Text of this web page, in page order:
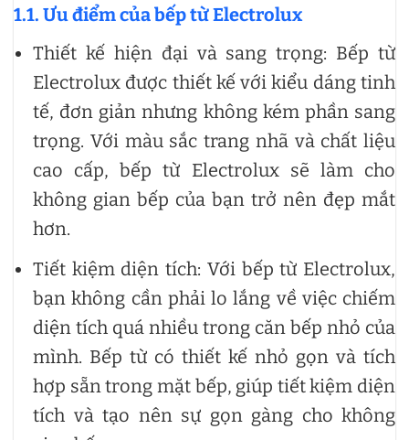
1.1. Ưu điểm của bếp từ Electrolux
Thiết kế hiện đại và sang trọng: Bếp từ
Electrolux được thiết kế với kiểu dáng tinh
tế, đơn giản nhưng không kém phần sang
trọng. Với màu sắc trang nhã và chất liệu
cao cấp, bếp từ Electrolux sẽ làm cho
không gian bếp của bạn trở nên đẹp mắt
hơn.
Tiết kiệm diện tích: Với bếp từ Electrolux,
bạn không cần phải lo lắng về việc chiếm
diện tích quá nhiều trong căn bếp nhỏ của
mình. Bếp từ có thiết kế nhỏ gọn và tích
hợp sẵn trong mặt bếp, giúp tiết kiệm diện
tích và tạo nên sự gọn gàng cho không